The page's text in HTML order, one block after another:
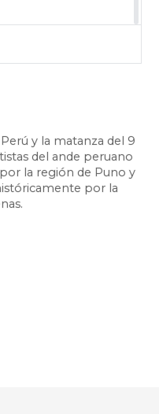
y la matanza del 9
del ande peruano
la región de Puno y
por la